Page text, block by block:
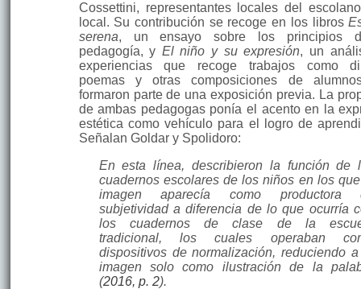
Cossettini, representantes lo­cales del
local. Su contribución se recoge en los libros
serena, un ensayo sobre los principios
pedagogía, y El niño y su expresión, un
experiencias que recoge trabajos como
poemas y otras composi­cio­nes de
formaron parte de una exposición previa. La
de ambas pedagogas ponía el acento en la
estética como vehículo para el logro de
Señalan Goldar y Spolidoro:
En esta línea, describieron la función de
cuadernos escolares de los niños en los
ima­gen aparecía como productora
subjetividad a diferencia de lo que ocurría
los cuadernos de clase de la
tradicional, los cuales operaban
dispositivos de normalización, re­duciendo
imagen solo como ilustración de la
(2016, p. 2).